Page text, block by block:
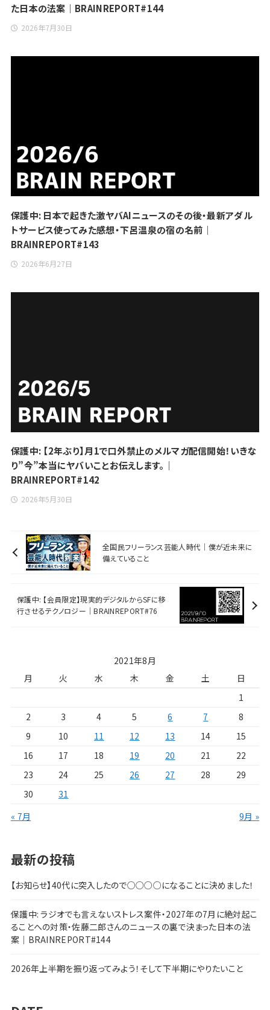
た日本の法案｜BRAINREPORT#144
2026年7月30日
保護中: 日本で起きた激ヤバAIニュースのその後・最新アダル
トサービス使ってみた感想・下呂温泉の宿の名前｜
BRAINREPORT#143
2026年6月27日
保護中: 【2年ぶり】月1で口外禁止のメルマガ配信開始！いきな
り”今”本当にヤバいことお伝えします。｜
BRAINREPORT#142
2026年5月30日
全国民フリーランス芸能人時代｜僕が近未来に
備えていること
保護中: 【会員限定】現実的デジタルからSFに移
行させるテクノロジー｜BRAINREPORT#76
2021年8月
月
火 水 木 金 土
日
1
2
3 4 5 6 7
8
9
10 11 12 13 14
15
16
17 18 19 20 21
22
23
24 25 26 27 28
29
30
31
« 7月
9月 »
最新の投稿
【お知らせ】40代に突入したので○○○○になることに決めました！
保護中: ラジオでも言えないストレス案件・2027年の7月に絶対起こ
ることへの対策・佐藤二郎さんのニュースの裏で決まった日本の法
案｜BRAINREPORT#144
2026年上半期を振り返ってみよう！そして下半期にやりたいこと